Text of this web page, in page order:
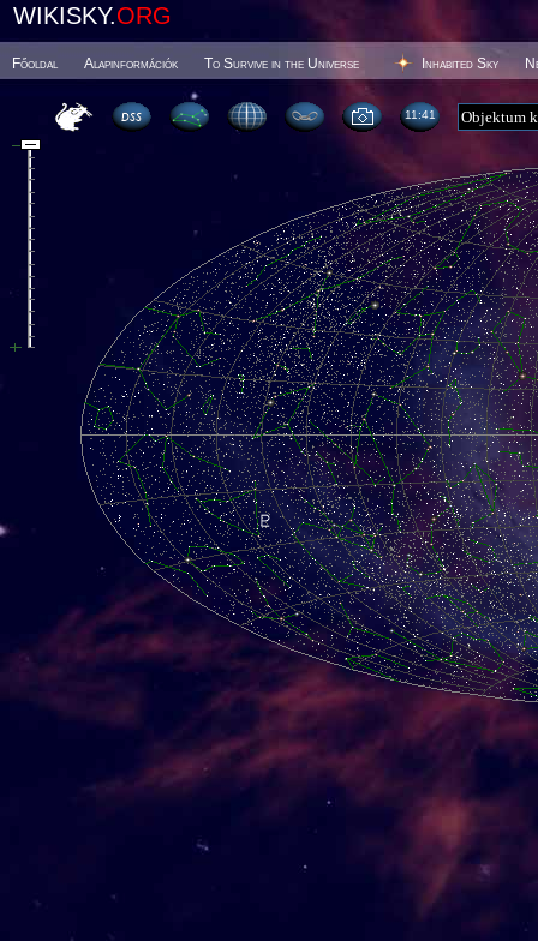
WIKISKY.ORG
Főoldal Alapinformációk To Survive in the Universe Inhabited Sky
11 41